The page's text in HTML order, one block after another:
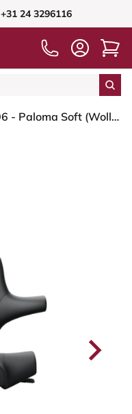
+31 24 3296116
HÅG Capisco 8106 - Paloma Soft (Wollsdorf) - Semi-aniline Leder - PL55206 Grey - Framekleur - Zwart - Gasveer - 265 mm (Zithoogte 53-79cm) - Vloercontact - Glijdoppen - Voetenring - Ja, in framekleur - Voetster - Nee, voetster in framekleur